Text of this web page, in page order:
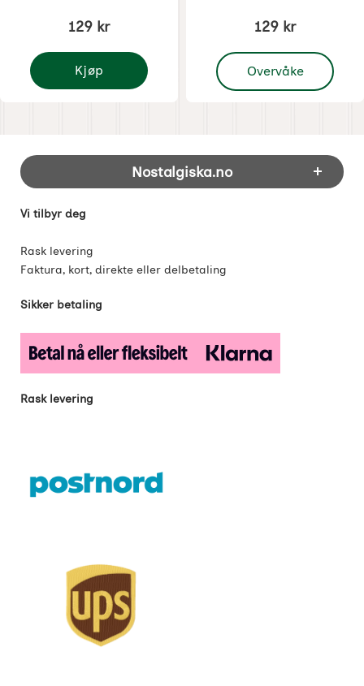
129 kr
Kjøp
Asiett Marion Grønn
129 kr
Overvåke
, Asjett Marion Rød
Footer-innhold Blandet informasjon og
Nostalgiska.no
Vi tilbyr deg
Rask levering
Faktura, kort, direkte eller delbetaling
Sikker betaling
Rask levering